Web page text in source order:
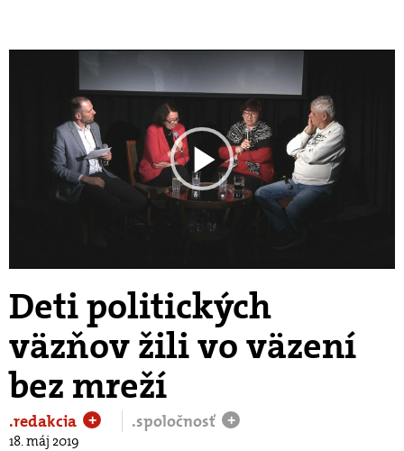
Play
Video
Deti politických
väzňov žili vo väzení
bez mreží
.redakcia + .spoločnosť +
18. máj 2019